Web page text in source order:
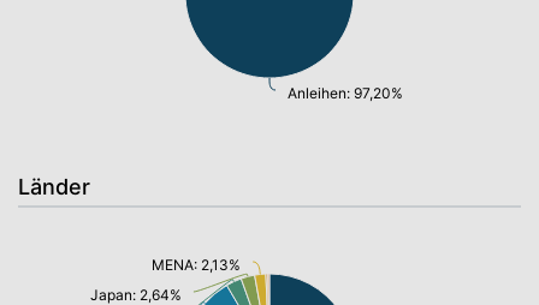
Anleihen: 97,20%
Länder
Japan: 2,64%
MENA: 2,13%